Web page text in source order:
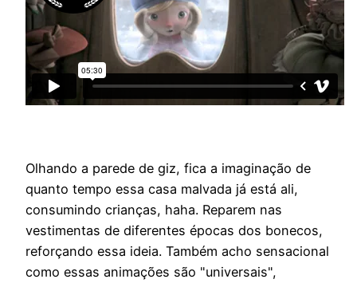
Olhando a parede de giz, fica a imaginação de
quanto tempo essa casa malvada já está ali,
consumindo crianças, haha. Reparem nas
vestimentas de diferentes épocas dos bonecos,
reforçando essa ideia. Também acho sensacional
como essas animações são "universais",